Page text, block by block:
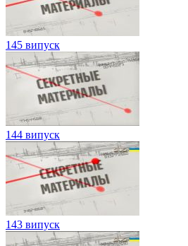
145 випуск
144 випуск
143 випуск